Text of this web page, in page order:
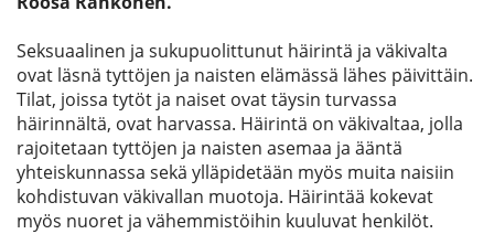
Seksuaalinen ja sukupuolittunut häirintä ja väkivalta
ovat läsnä tyttöjen ja naisten elämässä lähes päivittäin.
Tilat, joissa tytöt ja naiset ovat täysin turvassa
häirinnältä, ovat harvassa. Häirintä on väkivaltaa, jolla
rajoitetaan tyttöjen ja naisten asemaa ja ääntä
yhteiskunnassa sekä ylläpidetään myös muita naisiin
kohdistuvan väkivallan muotoja. Häirintää kokevat
myös nuoret ja vähemmistöihin kuuluvat henkilöt.